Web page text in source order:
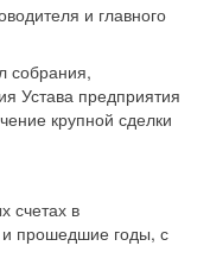
и главного
собрания,
Устава предприятия
крупной сделки
счетах в
и прошедшие годы, с